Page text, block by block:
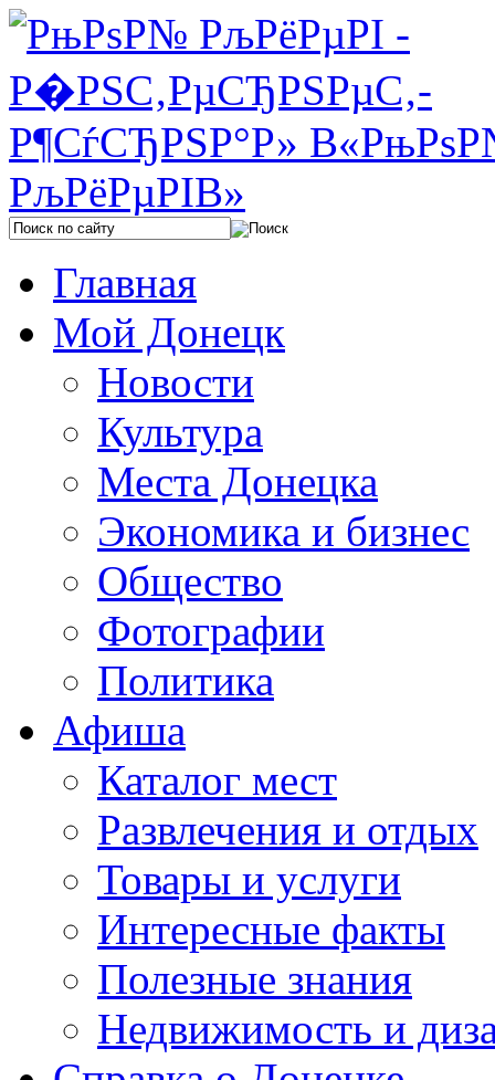
Главная
Мой Донецк
Новости
Культура
Места Донецка
Экономика и бизнес
Общество
Фотографии
Политика
Афиша
Каталог мест
Развлечения и отдых
Товары и услуги
Интересные факты
Полезные знания
Недвижимость и